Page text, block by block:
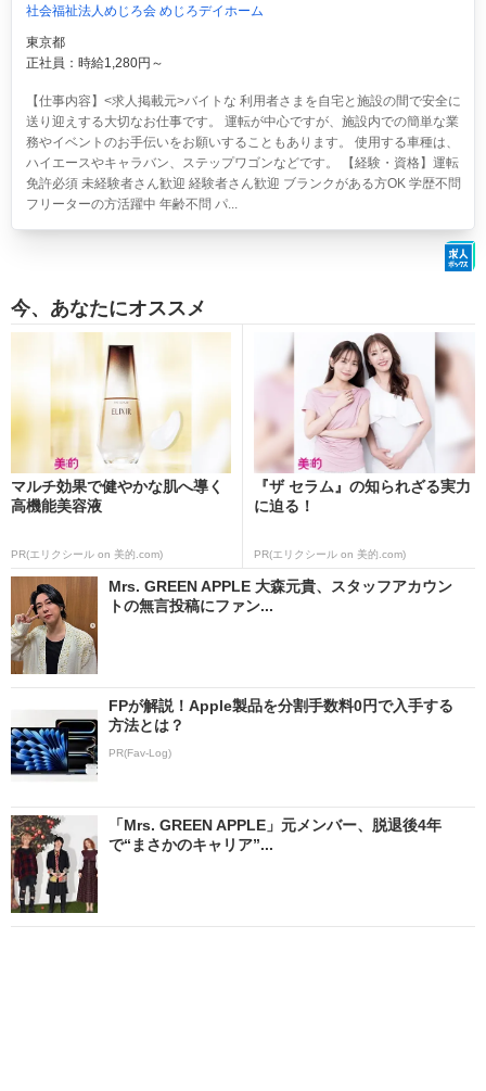
社会福祉法人めじろ会 めじろデイホーム
東京都
正社員：時給1,280円～
【仕事内容】<求人掲載元>バイトな 利用者さまを自宅と施設の間で安全に
送り迎えする大切なお仕事です。 運転が中心ですが、施設内での簡単な業
務やイベントのお手伝いをお願いすることもあります。 使用する車種は、
ハイエースやキャラバン、ステップワゴンなどです。 【経験・資格】運転
免許必須 未経験者さん歓迎 経験者さん歓迎 ブランクがある方OK 学歴不問
フリーターの方活躍中 年齢不問 パ...
今、あなたにオススメ
マルチ効果で健やかな肌へ導く
高機能美容液
PR(エリクシール on 美的.com)
『ザ セラム』の知られざる実力
に迫る！
PR(エリクシール on 美的.com)
Mrs. GREEN APPLE 大森元貴、スタッフアカウン
トの無言投稿にファン...
FPが解説！Apple製品を分割手数料0円で入手する
方法とは？
PR(Fav-Log)
「Mrs. GREEN APPLE」元メンバー、脱退後4年
で“まさかのキャリア”...